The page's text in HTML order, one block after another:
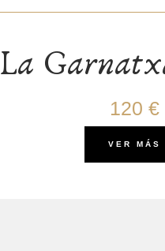
La
120 €
VER MÁS